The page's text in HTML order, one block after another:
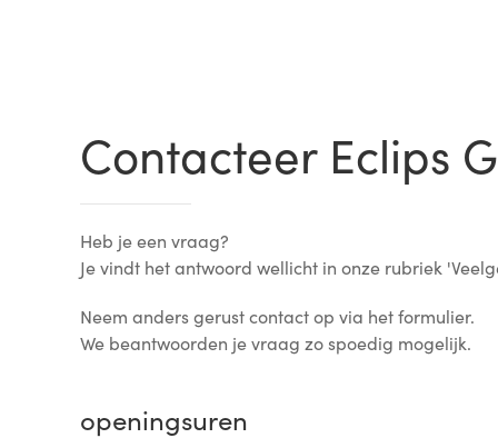
Contacteer Eclips
Heb je een vraag?
Je vindt het antwoord wellicht in onze rubriek
Neem anders gerust contact op via het formulier.
We beantwoorden je vraag zo spoedig mogelijk.
openingsuren